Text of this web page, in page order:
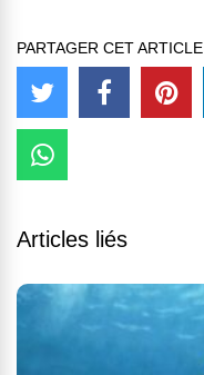
PARTAGER CET ARTICLE
Articles liés